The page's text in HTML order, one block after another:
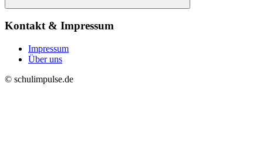
Suchen
Kontakt & Impressum
Impressum
Über uns
© schulimpulse.de